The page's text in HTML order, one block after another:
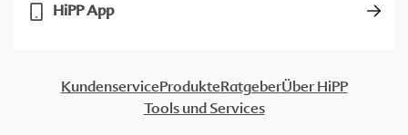
HiPP App
KundenserviceProdukteRatgeberÜber HiPP
Tools und Services